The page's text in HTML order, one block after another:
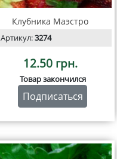
Клубника Маэстро
Артикул:3274
12.50 грн.
Товар закончился
Подписаться